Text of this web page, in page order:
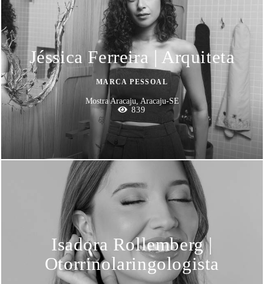
Jéssica Ferreira | Arquiteta
MARCA PESSOAL
Mostra Aracaju, Aracaju-SE
839
Isadora Rollemberg |
Otorrinolaringologista